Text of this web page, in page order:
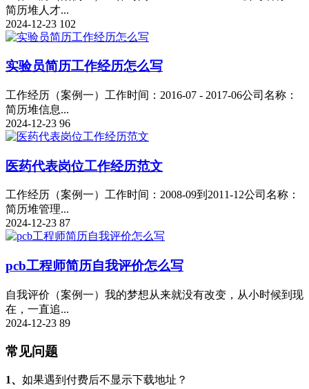
简历堆人才...
2024-12-23 102
实验员简历工作经历怎么写
工作经历（案例一）工作时间：2016-07 - 2017-06公司名称：
简历堆信息...
2024-12-23 96
医药代表岗位工作经历范文
工作经历（案例一）工作时间：2008-09到2011-12公司名称：
简历堆管理...
2024-12-23 87
pcb工程师简历自我评价怎么写
自我评价（案例一）我的梦想从来就没有改变，从小时候到现
在，一直追...
2024-12-23 89
常见问题
1、 如果遇到付费后不显示下载地址？